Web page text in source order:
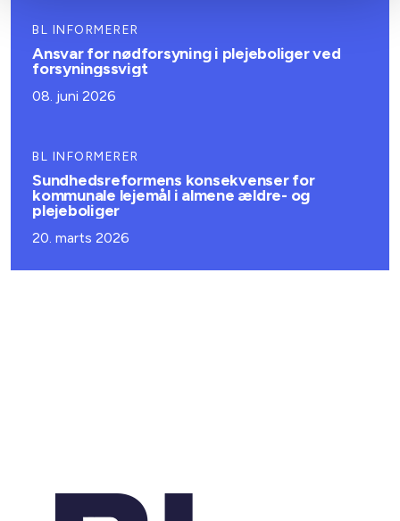
BL INFORMERER
Ansvar for nødforsyning i plejeboliger ved
forsyningssvigt
08. juni 2026
BL INFORMERER
Sundhedsreformens konsekvenser for
kommunale lejemål i almene ældre- og
plejeboliger
20. marts 2026